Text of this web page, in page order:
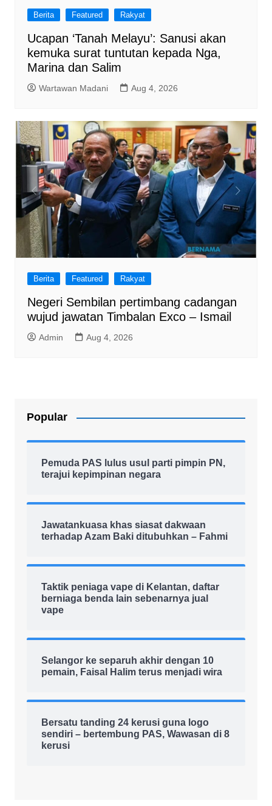
Berita Featured Rakyat
Ucapan ‘Tanah Melayu’: Sanusi akan
kemuka surat tuntutan kepada Nga,
Marina dan Salim
Wartawan Madani Aug 4, 2026
Berita Featured Rakyat
Negeri Sembilan pertimbang cadangan
wujud jawatan Timbalan Exco – Ismail
Admin Aug 4, 2026
Popular
Pemuda PAS lulus usul parti pimpin PN,
terajui kepimpinan negara
Jawatankuasa khas siasat dakwaan
terhadap Azam Baki ditubuhkan – Fahmi
Taktik peniaga vape di Kelantan, daftar
berniaga benda lain sebenarnya jual
vape
Selangor ke separuh akhir dengan 10
pemain, Faisal Halim terus menjadi wira
Bersatu tanding 24 kerusi guna logo
sendiri – bertembung PAS, Wawasan di 8
kerusi